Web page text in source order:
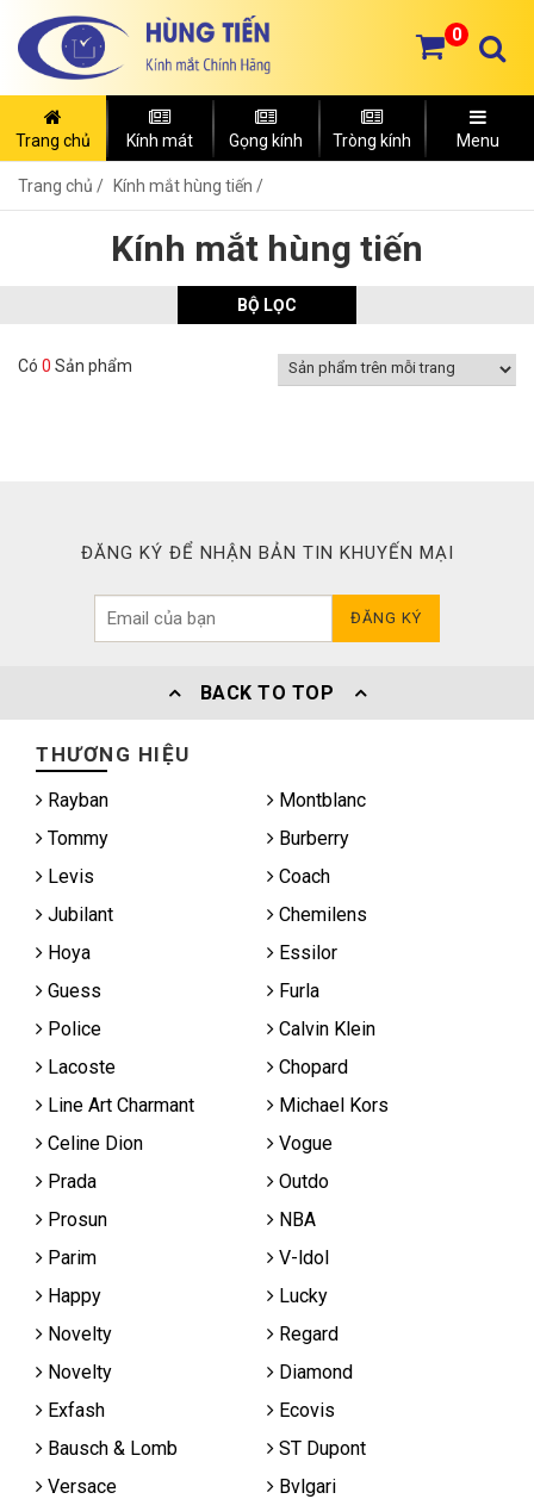
0
Trang chủ Kính mát Gọng kính Tròng kính Menu
Trang chủ Kính mắt hùng tiến /
Kính mắt hùng tiến
BỘ LỌC
Có 0 Sản phẩm
ĐĂNG KÝ ĐỂ NHẬN BẢN TIN KHUYẾN MẠI
ĐĂNG KÝ
BACK TO TOP
THƯƠNG HIỆU
Rayban
Montblanc
Tommy
Burberry
Levis
Coach
Jubilant
Chemilens
Hoya
Essilor
Guess
Furla
Police
Calvin Klein
Lacoste
Chopard
Line Art Charmant
Michael Kors
Celine Dion
Vogue
Prada
Outdo
Prosun
NBA
Parim
V-ldol
Happy
Lucky
Novelty
Regard
Novelty
Diamond
Exfash
Ecovis
Bausch & Lomb
ST Dupont
Versace
Bvlgari